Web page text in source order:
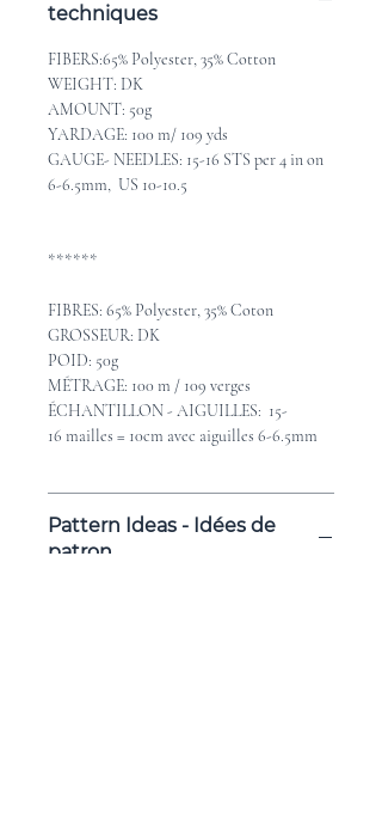
techniques
FIBERS:65% Polyester, 35% Cotton
WEIGHT: DK
AMOUNT: 50g
YARDAGE: 100 m/ 109 yds
GAUGE- NEEDLES: 15-16 STS per 4 in on
6-6.5mm, US 10-10.5
******
FIBRES: 65% Polyester, 35% Coton
GROSSEUR: DK
POID: 50g
MÉTRAGE: 100 m / 109 verges
ÉCHANTILLON - AIGUILLES: 15-
16 mailles = 10cm avec aiguilles 6-6.5mm
Pattern Ideas - Idées de
patron